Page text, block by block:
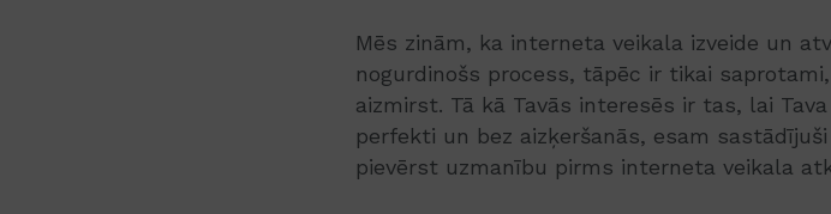
Mēs zinām, ka interneta veikala izveide un
nogurdinošs process, tāpēc ir tikai
aizmirst. Tā kā Tavās interesēs ir tas, lai
perfekti un bez aizķeršanās, esam
pievērst uzmanību pirms interneta veikala